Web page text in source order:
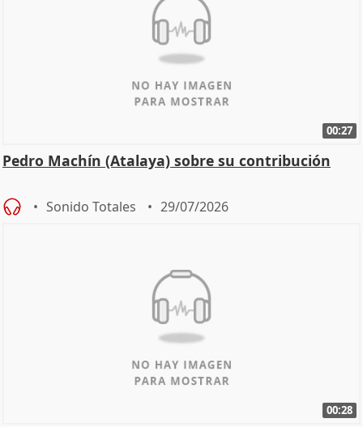
00:27
Pedro Machín (Atalaya) sobre su contribución
Sonido Totales 29/07/2026
00:28